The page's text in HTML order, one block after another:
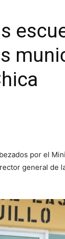
por el
general de